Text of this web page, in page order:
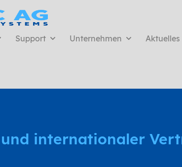
Support Unternehmen Aktuelles
internationaler